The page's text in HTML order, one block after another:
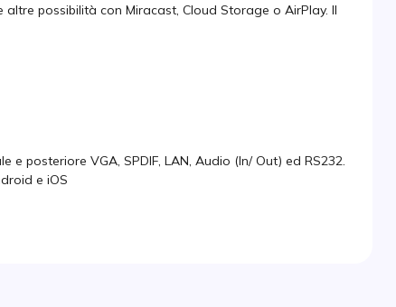
possibilità con Miracast, Cloud Storage o AirPlay. Il
posteriore VGA, SPDIF, LAN, Audio (In/ Out) ed RS232.
e iOS